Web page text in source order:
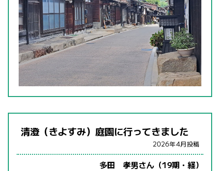
清澄（きよすみ）庭園に行ってきました
2026年4月投稿
多田 孝男さん（19期・経）